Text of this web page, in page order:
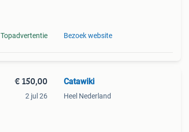
Topadvertentie Bezoek website
€ 150,00
2 jul 26
Catawiki
Heel Nederland